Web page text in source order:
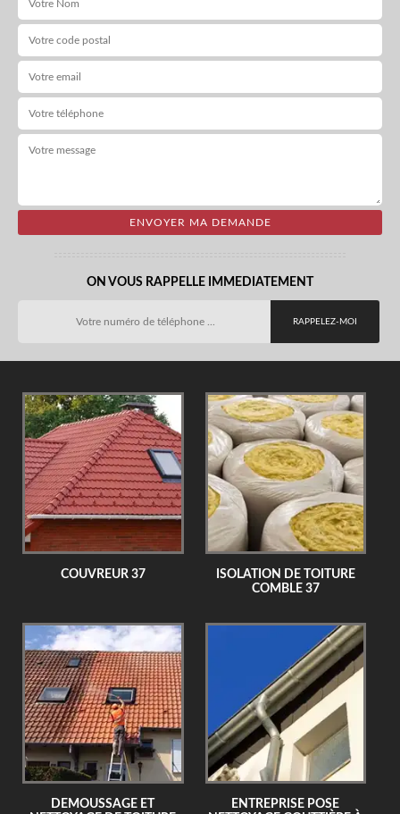
ON VOUS RAPPELLE IMMEDIATEMENT
COUVREUR 37
ISOLATION DE TOITURE
COMBLE 37
DEMOUSSAGE ET
ENTREPRISE POSE